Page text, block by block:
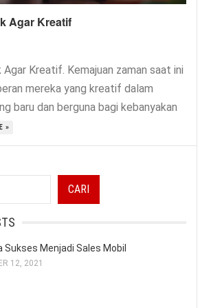
Agar Kreatif
Kreatif. Kemajuan zaman saat ini
mereka yang kreatif dalam
baru dan berguna bagi kebanyakan
»
CARI
Sukses Menjadi Sales Mobil
12, 2021